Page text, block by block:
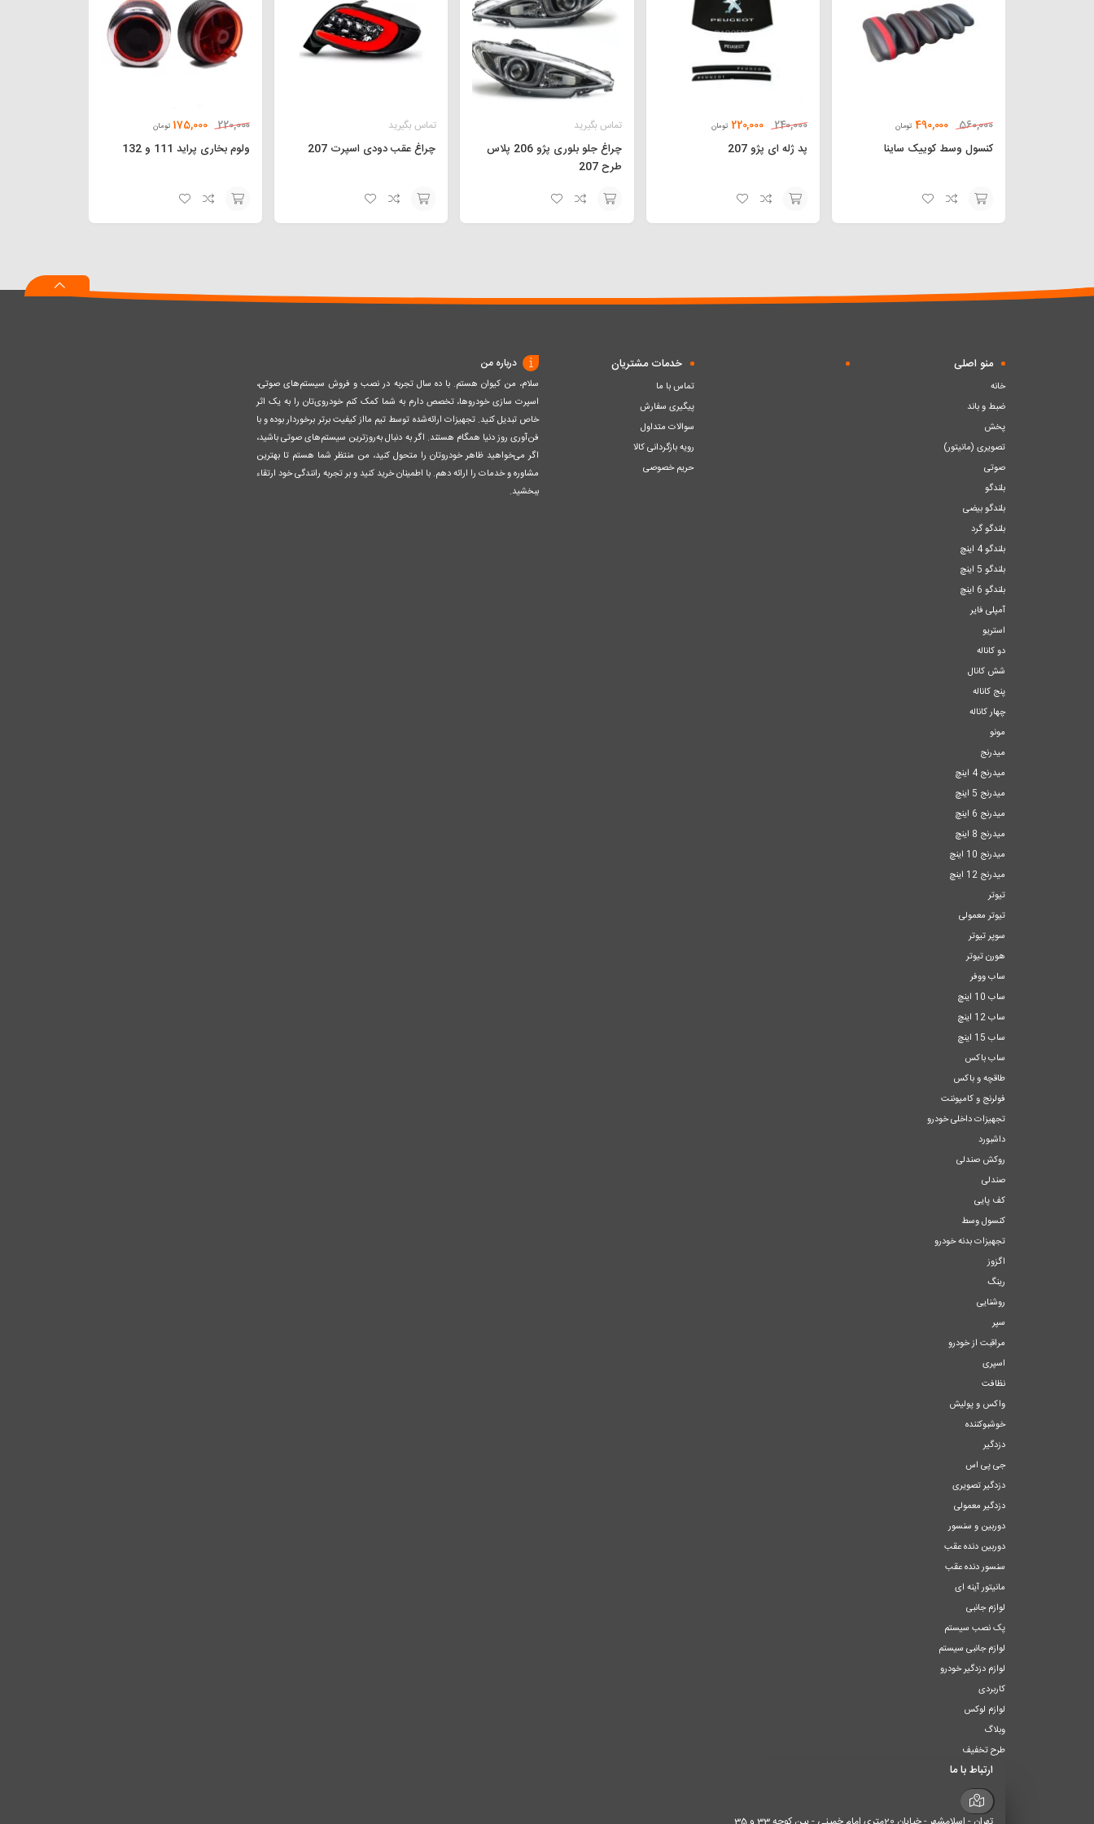
560,000
490,000 تومان
کنسول وسط کوییک ساینا
افزودن
240,000
220,000 تومان
پد ژله ای پژو 207
افزودن
تماس بگیرید
چراغ جلو بلوری پژو 206 پلاس
طرح 207
افزودن
تماس بگیرید
چراغ عقب دودی اسپرت 207
افزودن
220,000
175,000 تومان
ولوم بخاری پراید 111 و 132
افزودن
منو اصلی
خانه
ضبط و باند
پخش
تصویری (مانیتور)
صوتی
بلندگو
بلندگو بیضی
بلندگو گرد
بلندگو 4 اینچ
بلندگو 5 اینچ
بلندگو 6 اینچ
آمپلی فایر
استریو
دو کاناله
شش کانال
پنج کاناله
چهار کاناله
مونو
میدرنج
میدرنج 4 اینچ
میدرنج 5 اینچ
میدرنج 6 اینچ
میدرنج 8 اینچ
میدرنج 10 اینچ
میدرنج 12 اینچ
تیوتر
تیوتر معمولی
سوپر تیوتر
هورن تیوتر
ساب ووفر
ساب 10 اینچ
ساب 12 اینچ
ساب 15 اینچ
ساب باکس
طاقچه و باکس
فولرنج و کامپوننت
تجهیزات داخلی خودرو
داشبورد
روکش صندلی
صندلی
کف پایی
کنسول وسط
تجهیزات بدنه خودرو
اگزوز
رینگ
روشنایی
سپر
مراقبت از خودرو
اسپری
نظافت
واکس و پولیش
خوشبوکننده
دزدگیر
جی پی اس
دزدگیر تصویری
دزدگیر معمولی
دوربین و سنسور
دوربین دنده عقب
سنسور دنده عقب
مانیتور آینه ای
لوازم جانبی
پک نصب سیستم
لوازم جانبی سیستم
لوازم دزدگیر خودرو
کاربردی
لوازم لوکس
وبلاگ
طرح تخفیف
خدمات مشتریان
تماس با ما
پیگیری سفارش
سوالات متداول
رویه بازگردانی کالا
حریم خصوصی
درباره من
سلام، من کیوان هستم. با ده سال تجربه در نصب و فروش سیستم‌های صوتی،
اسپرت سازی خودروها، تخصص دارم به شما کمک کنم خودروی‌تان را به یک اثر
خاص تبدیل کنید. تجهیزات ارائه‌شده توسط تیم مااز کیفیت برتر برخوردار بوده و با
فن‌آوری روز دنیا همگام هستند. اگر به دنبال به‌روزترین سیستم‌های صوتی باشید،
اگر می‌خواهید ظاهر خودروتان را متحول کنید، من منتظر شما هستم تا بهترین
مشاوره و خدمات را ارائه دهم. با اطمینان خرید کنید و بر تجربه رانندگی خود ارتقاء
ببخشید.
ارتباط با ما